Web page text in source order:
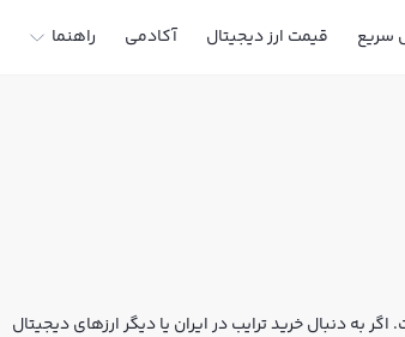
سریع قیمت ارز دیجیتال آکادمی راهنما
به دنبال خرید ترایب در ایران یا دیگر ارزهای دیجیتال